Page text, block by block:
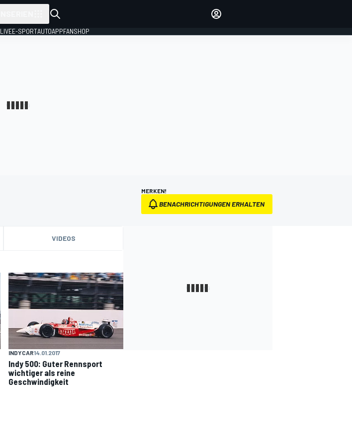
EINLOGGEN
LIVEE-SPORTAUTOAPPFANSHOP
MERKEN!
BENACHRICHTIGUNGEN ERHALTEN
VIDEOS
INDYCAR14.01.2017
Indy 500: Guter Rennsport
wichtiger als reine
Geschwindigkeit